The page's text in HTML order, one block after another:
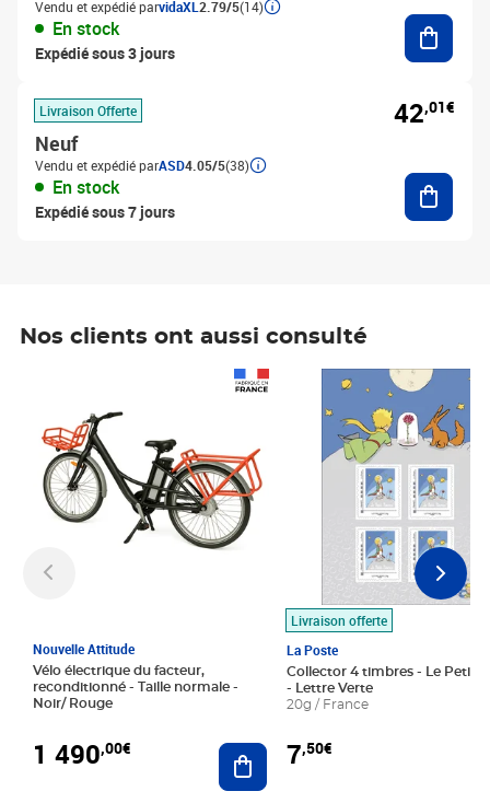
Vendu et expédié parvidaXL 2.79/5(14)
En stock
Expédié sous 3 jours
Livraison Offerte
Neuf
Vendu et expédié parASD4.05/5(38)
En stock
Expédié sous 7 jours
42,01€
Nos clients ont aussi consulté
Nouvelle Attitude
Vélo électrique du facteur,
reconditionné - Taille normale -
Noir/ Rouge
1 490,00€ Ajouter au panier
Livraison offerte
La Poste
Collector 4 timbres - Le Petit
- Lettre Verte
20g / France
7,50€
Prix 7,50€